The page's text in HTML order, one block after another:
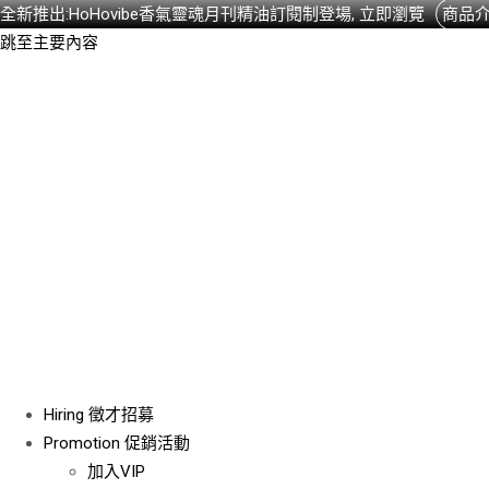
全新推出:HoHovibe香氣靈魂月刊精油訂閱制登場, 立即瀏覽 商品
跳至主要內容
Hiring 徵才招募
Promotion 促銷活動
加入VIP